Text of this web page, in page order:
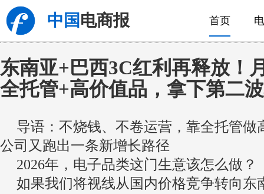
中国电商报 首页
东南亚+巴西3C红利再释放！
全托管+高价值品，拿下第二
导语：不烧钱、不卷运营，靠全托管做
公司又跑出一条新增长路径
2026年，电子品类这门生意该怎么做？
如果我们将视线从国内价格竞争转向东